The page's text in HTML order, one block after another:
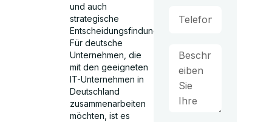
und auch
strategische
Entscheidungsfindung.
Für deutsche
Unternehmen, die
mit den geeigneten
IT-Unternehmen in
Deutschland
zusammenarbeiten
möchten, ist es